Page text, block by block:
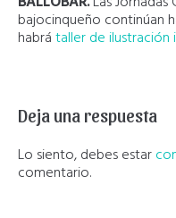
bajocinqueño continúan
habrátaller de ilustración
Deja una respuesta
Lo siento, debes estar
comentario.